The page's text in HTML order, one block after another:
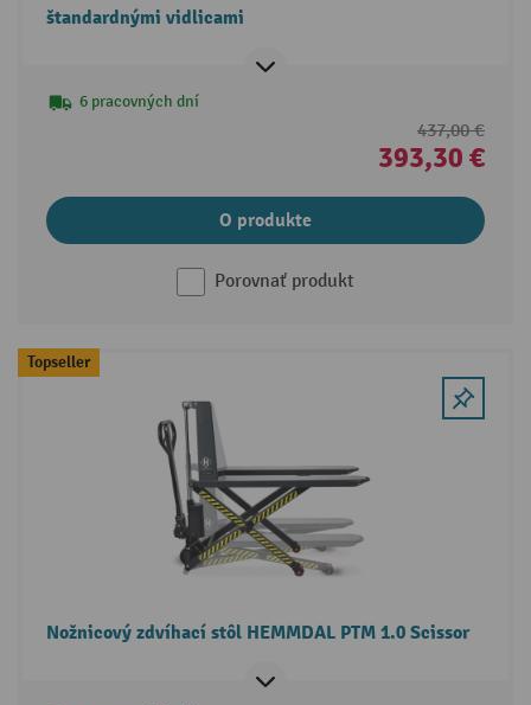
štandardnými vidlicami
6 pracovných dní
437,00 €
393,30 €
O produkte
Porovnať produkt
Topseller
Nožnicový zdvíhací stôl HEMMDAL PTM 1.0 Scissor